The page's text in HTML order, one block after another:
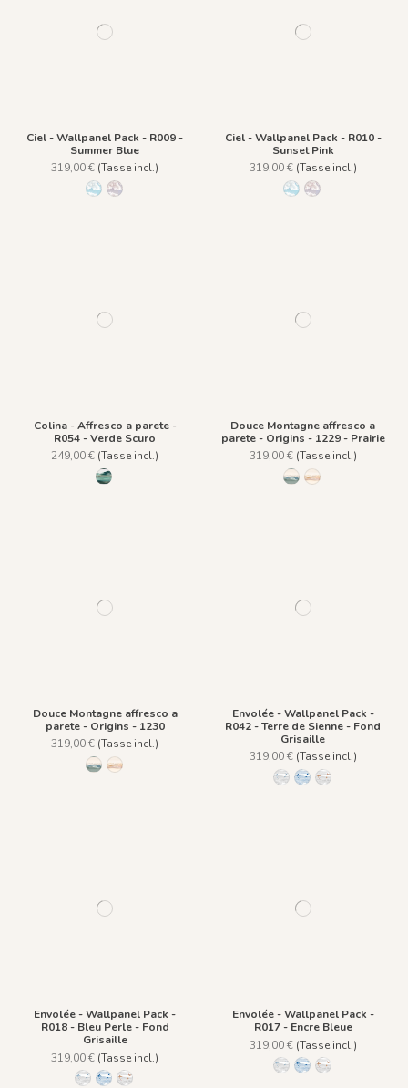
Ciel - Wallpanel Pack - R009 -
Summer Blue
319,00 € (Tasse incl.)
R009 - Summer Blue
R010 - Sunset Pink
Ciel - Wallpanel Pack - R010 -
Sunset Pink
319,00 €(Tasse incl.)
R009 - Summer Blue
R010 - Sunset Pink
Colina - Affresco a parete -
R054 - Verde Scuro
249,00 € (Tasse incl.)
R054 - Verde Scuro
Douce Montagne affresco a
parete - Origins - 1229 - Prairie
319,00 €(Tasse incl.)
1229 - Prairie
1230
Douce Montagne affresco a
parete - Origins - 1230
319,00 € (Tasse incl.)
1229 - Prairie
1230
Envolée - Wallpanel Pack -
R042 - Terre de Sienne - Fond
Grisaille
319,00 €(Tasse incl.)
R018 - Bleu Perle -
R017 - Encre Bleue
R042 - Terre de
Envolée - Wallpanel Pack -
R018 - Bleu Perle - Fond
Grisaille
319,00 € (Tasse incl.)
R018 - Bleu Perle - Fond Grisaille
R017 - Encre Bleue
R042 - Terre de Sienne - Fond Grisaille
Envolée - Wallpanel Pack -
R017 - Encre Bleue
319,00 €(Tasse incl.)
R018 - Bleu Perle -
R017 - Encre Bleue
R042 - Terre de